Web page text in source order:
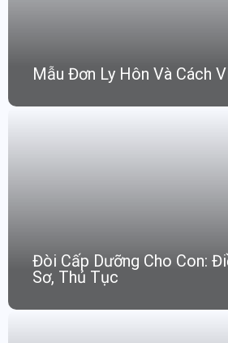
Mẫu Đơn Ly Hôn Và Cách
Đòi Cấp Dưỡng Cho Con:
Sơ, Thủ Tục